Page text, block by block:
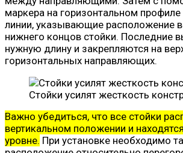
маркера на горизонтальном
линии, указывающие расположение
нижнего концов стойки. Последние
нужную длину и закрепляются на
горизонтальных направляющих.
Стойки усилят жесткость
Важно убедиться, что все стойки
вертикальном положении и
уровне. При установке необходимо